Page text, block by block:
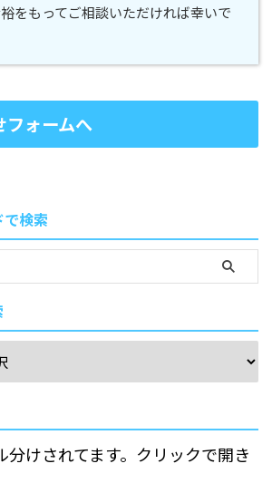
をもってご相談いただければ幸いで
フォームへ
検索
けされてます。クリックで開き